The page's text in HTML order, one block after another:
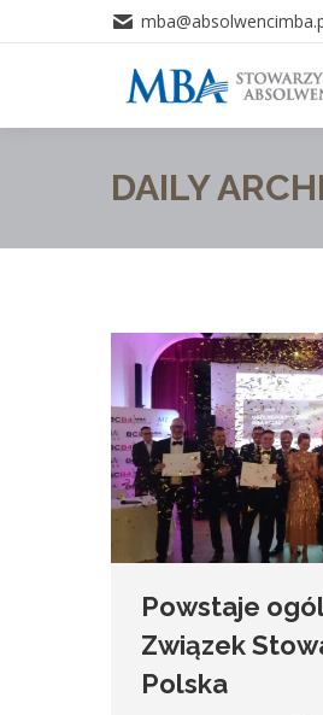
DAILY
Powstaje
Związek
Polska